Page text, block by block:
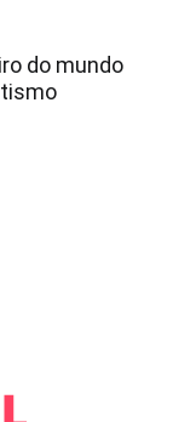
do mundo